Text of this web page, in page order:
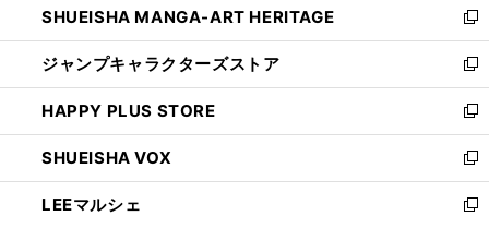
く
で
開
く
い
ウ
ィ
ン
ド
ウ
で
開
く
SHUEISHA MANGA-ART HERITAGE
新
し
い
ウ
ィ
ン
ド
ウ
で
ジャンプキャラクターズストア
新
し
い
ウ
ィ
ン
ド
HAPPY PLUS STORE
新
し
い
ウ
ィ
SHUEISHA VOX
新
し
い
LEEマルシェ
新